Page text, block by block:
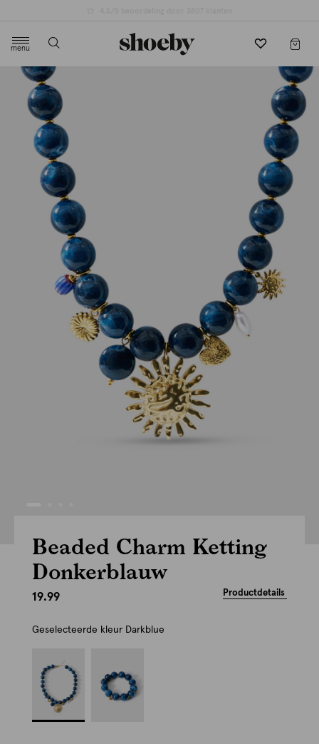
menu
Beaded Charm Ketting
Donkerblauw
19.99 Productdetails
Geselecteerde kleur Darkblue